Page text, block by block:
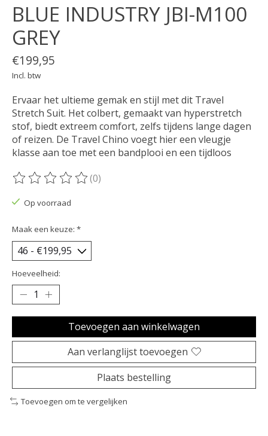
BLUE INDUSTRY JBI-M100
GREY
€199,95
Incl. btw
Ervaar het ultieme gemak en stijl met dit Travel
Stretch Suit. Het colbert, gemaakt van hyperstretch
stof, biedt extreem comfort, zelfs tijdens lange dagen
of reizen. De Travel Chino voegt hier een vleugje
klasse aan toe met een bandplooi en een tijdloos
De beoordeling van dit product is
(0)
Op voorraad
Maak een keuze: *
Hoeveelheid:
Toevoegen aan winkelwagen
Aan verlanglijst toevoegen
Plaats bestelling
Toevoegen om te vergelijken